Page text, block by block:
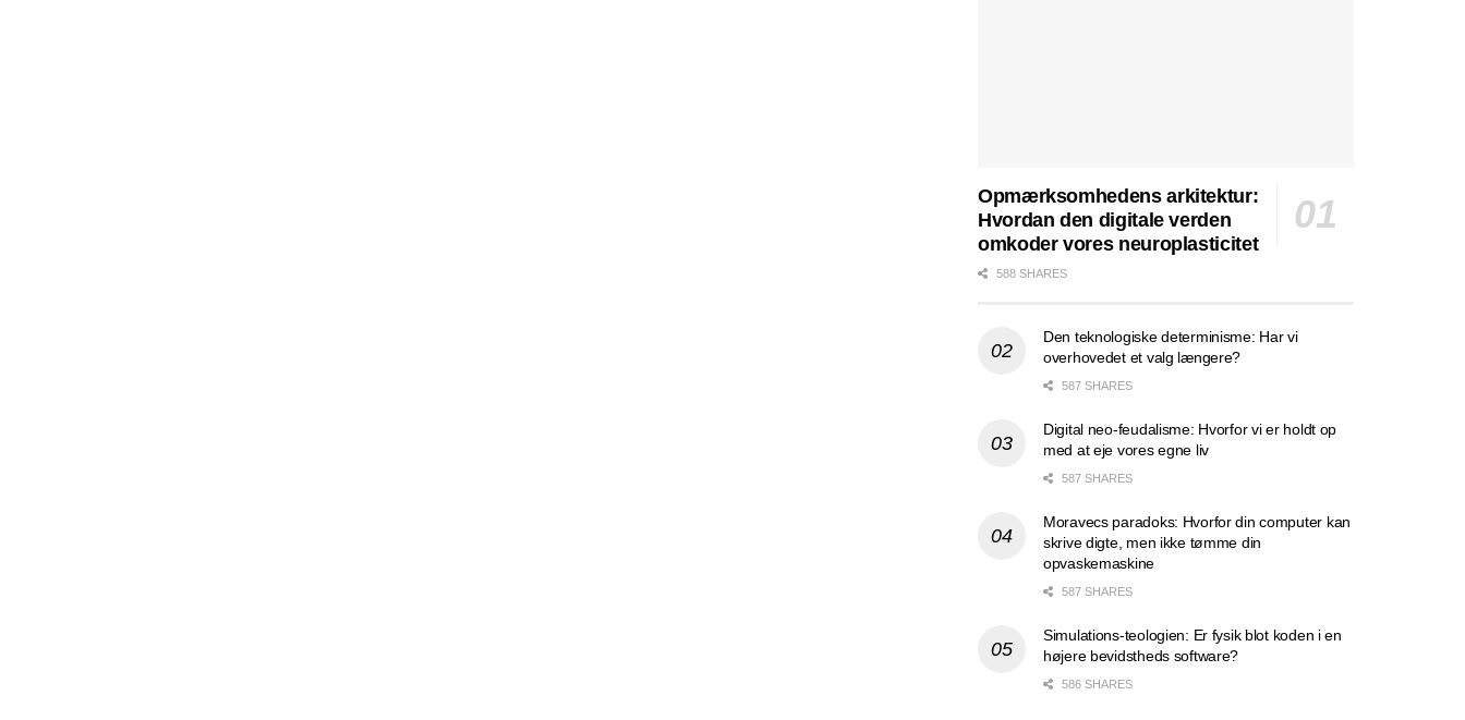
Opmærksomhedens arkitektur:
Hvordan den digitale verden
omkoder vores neuroplasticitet
588 SHARES
Den teknologiske determinisme: Har vi
overhovedet et valg længere?
587 SHARES
Digital neo-feudalisme: Hvorfor vi er holdt op
med at eje vores egne liv
587 SHARES
Moravecs paradoks: Hvorfor din computer kan
skrive digte, men ikke tømme din
opvaskemaskine
587 SHARES
Simulations-teologien: Er fysik blot koden i en
højere bevidstheds software?
586 SHARES